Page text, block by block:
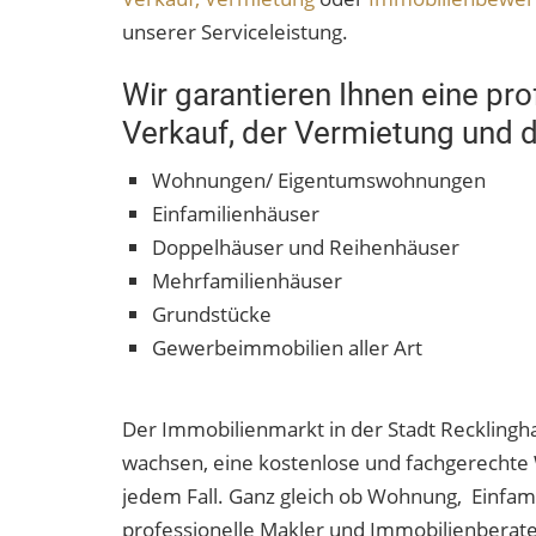
unserer Serviceleistung.
Wir garantieren Ihnen eine
Verkauf, der Vermietung und
Wohnungen/ Eigentumswohnungen
Einfamilienhäuser
Doppelhäuser und Reihenhäuser
Mehrfamilienhäuser
Grundstücke
Gewerbeimmobilien aller Art
Der Immobilienmarkt in der Stadt
wachsen, eine kostenlose und
jedem Fall. Ganz gleich ob Wohnung,
professionelle Makler und